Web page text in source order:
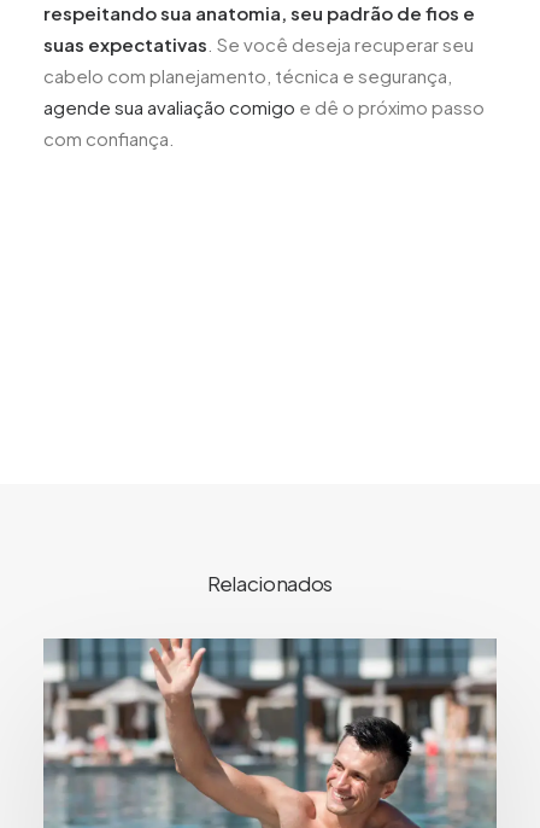
respeitando sua anatomia, seu padrão de fios e
suas expectativas . Se você deseja recuperar seu
cabelo com planejamento, técnica e segurança,
agende sua avaliação comigo e dê o próximo passo
com confiança.
Relacionados